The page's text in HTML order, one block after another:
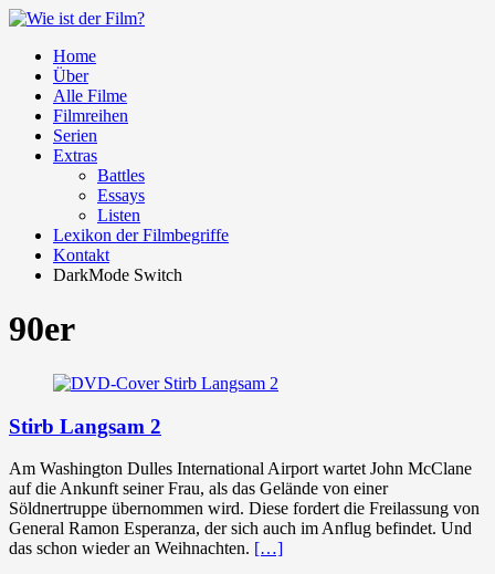
Home
Über
Alle Filme
Filmreihen
Serien
Extras
Battles
Essays
Listen
Lexikon der Filmbegriffe
Kontakt
DarkMode Switch
90er
Stirb Langsam 2
Am Washington Dulles International Airport wartet John McClane
auf die Ankunft seiner Frau, als das Gelände von einer
Söldnertruppe übernommen wird. Diese fordert die Freilassung von
General Ramon Esperanza, der sich auch im Anflug befindet. Und
das schon wieder an Weihnachten. […]